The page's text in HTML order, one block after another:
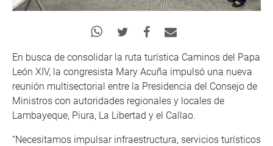
En busca de consolidar la ruta turística Caminos del Papa
León XIV, la congresista Mary Acuña impulsó una nueva
reunión multisectorial entre la Presidencia del Consejo de
Ministros con autoridades regionales y locales de
Lambayeque, Piura, La Libertad y el Callao.
“Necesitamos impulsar infraestructura, servicios turísticos